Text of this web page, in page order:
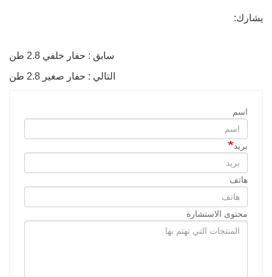
يشارك:
سابق : حفار خلفي 2.8 طن
التالي : حفار صغير 2.8 طن
اسم
بريد
هاتف
محتوى الاستشارة